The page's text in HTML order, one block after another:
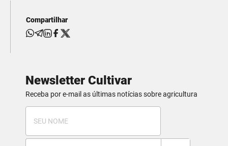
Compartilhar
Newsletter Cultivar
Receba por e-mail as últimas notícias sobre agricultura